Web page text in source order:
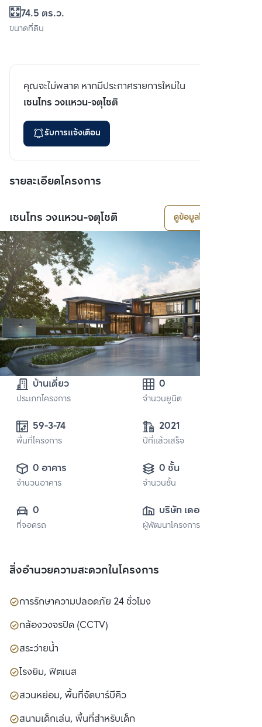
74.5 ตร.ว.
ขนาดที่ดิน
คุณจะไม่พลาด หากมีประกาศรายการใหม่ใน
เซนโทร วงแหวน-จตุโชติ
รับการแจ้งเตือน
รายละเอียดโครงการ
เซนโทร วงแหวน-จตุโชติ ดูข้อมูลโครงการ
บ้านเดี่ยว
ประเภทโครงการ
0
จำนวนยูนิต
59-3-74
พื้นที่โครงการ
2021
ปีที่แล้วเสร็จ
0 อาคาร
จำนวนอาคาร
0 ชั้น
จำนวนชั้น
0
ที่จอดรถ
บริษัท เดอะแวลู
พร็อพเพอร์ตี้ ดี
ผู้พัฒนาโครงการ
สิ่งอำนวยความสะดวกในโครงการ
การรักษาความปลอดภัย 24 ชั่วโมง
กล้องวงจรปิด (CCTV)
สระว่ายน้ำ
โรงยิม, ฟิตเนส
สวนหย่อม, พื้นที่จัดบาร์บีคิว
สนามเด็กเล่น, พื้นที่สำหรับเด็ก